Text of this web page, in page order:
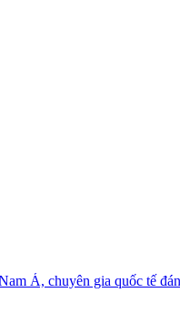
Á, chuyên gia quốc tế